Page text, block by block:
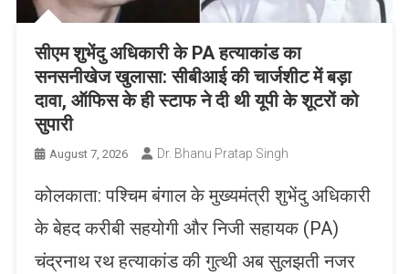
सीएम शुभेंदु अधिकारी के PA हत्याकांड का
सनसनीखेज खुलासा: सीबीआई की चार्जशीट में बड़ा
दावा, ऑफिस के ही स्टाफ ने दी थी यूपी के शूटरों को
सुपारी
August 7, 2026 Dr. Bhanu Pratap Singh
कोलकाता: पश्चिम बंगाल के मुख्यमंत्री शुभेंदु अधिकारी
के बेहद करीबी सहयोगी और निजी सहायक (PA)
चंद्रनाथ रथ हत्याकांड की गुत्थी अब सुलझती नजर